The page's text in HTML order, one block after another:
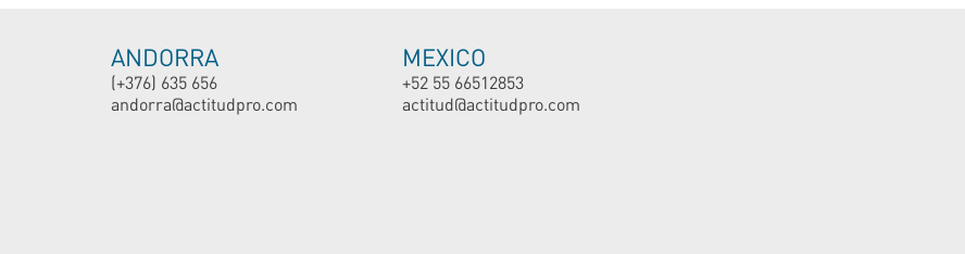
ANDORRA
(+376) 635 656
andorra@actitudpro.com
MEXICO
+52 55 66512853
actitud@actitudpro.com